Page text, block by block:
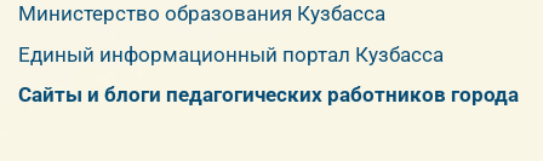
Министерство образования Кузбасса
Единый информационный портал Кузбасса
Сайты и блоги педагогических работников города